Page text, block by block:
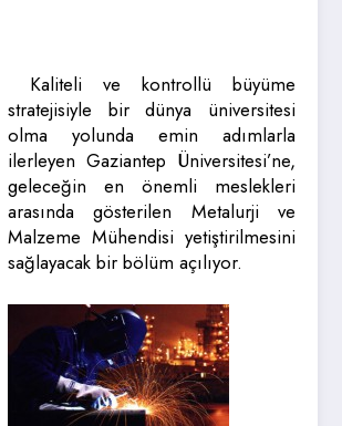
Kaliteli ve kontrollü büyüme
stratejisiyle bir dünya üniversitesi
olma yolunda emin adımlarla
ilerleyen Gaziantep Üniversitesi’ne,
geleceğin en önemli meslekleri
arasında gösterilen Metalurji ve
Malzeme Mühendisi yetiştirilmesini
sağlayacak bir bölüm açılıyor.